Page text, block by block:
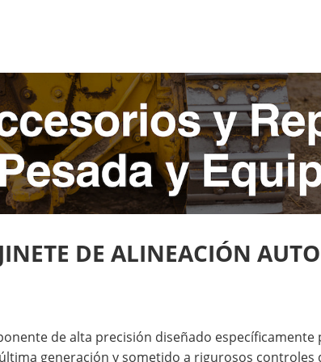
DE ALINEACIÓN
de alta precisión diseñado
generación y sometido a rigurosos